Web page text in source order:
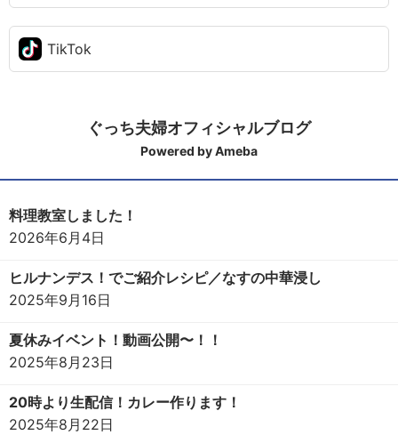
TikTok
ぐっち夫婦オフィシャルブログ
Powered by Ameba
料理教室しました！
2026年6月4日
ヒルナンデス！でご紹介レシピ／なすの中華浸し
2025年9月16日
夏休みイベント！動画公開〜！！
2025年8月23日
20時より生配信！カレー作ります！
2025年8月22日